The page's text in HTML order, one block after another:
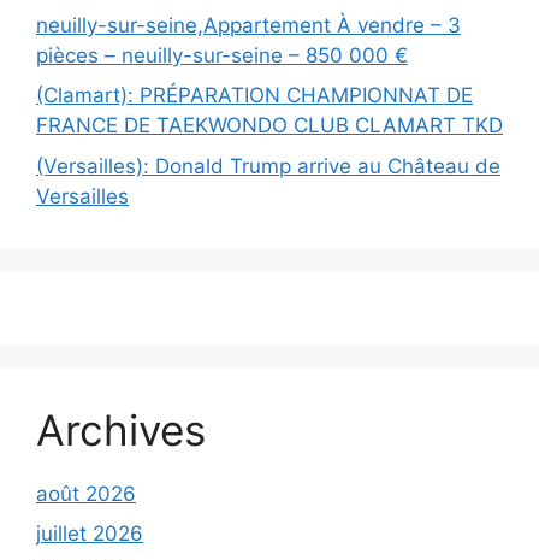
neuilly-sur-seine,Appartement À vendre – 3
pièces – neuilly-sur-seine – 850 000 €
(Clamart): PRÉPARATION CHAMPIONNAT DE
FRANCE DE TAEKWONDO CLUB CLAMART TKD
(Versailles): Donald Trump arrive au Château de
Versailles
Archives
août 2026
juillet 2026